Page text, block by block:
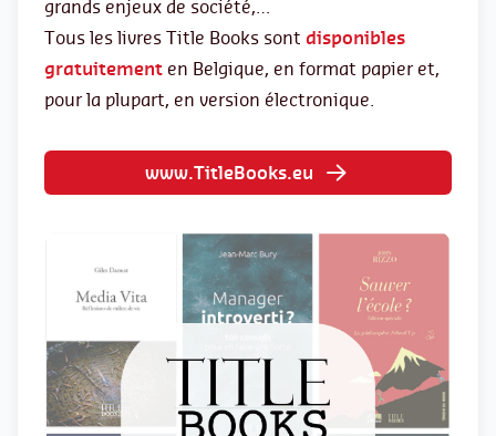
grands enjeux de société,…
Tous les livres Title Books sont disponibles
gratuitement en Belgique, en format papier et,
pour la plupart, en version électronique.
www.TitleBooks.eu